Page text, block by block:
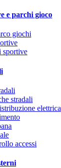
e parchi gioco
giochi
sportive
stradali
elettrica
accessi